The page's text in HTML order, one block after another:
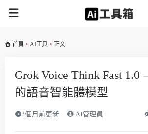
首頁 • AI工具 • 正文
Grok Voice Think Fast 1.0
的語音智能體模型
3個月前更新 AI管理員